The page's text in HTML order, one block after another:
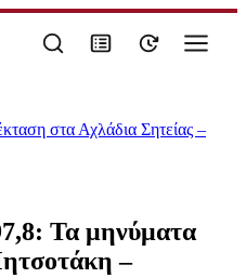
στα Αχλάδια Σητείας –
Τα μηνύματα
–